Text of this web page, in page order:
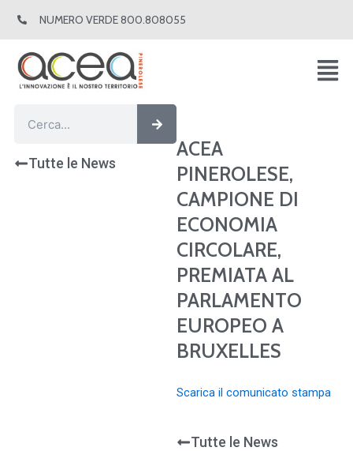
NUMERO VERDE 800.808055
Cerca
Tutte le News
ACEA
PINEROLESE,
CAMPIONE DI
ECONOMIA
CIRCOLARE,
PREMIATA AL
PARLAMENTO
EUROPEO A
BRUXELLES
Scarica il comunicato stampa
Tutte le News